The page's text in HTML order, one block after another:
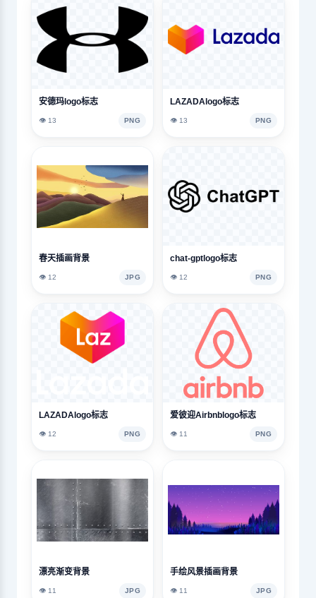
安德玛logo标志
👁️ 13 PNG
LAZADAlogo标志
👁️ 13 PNG
春天插画背景
👁️ 12 JPG
chat-gptlogo标志
👁️ 12 PNG
LAZADAlogo标志
👁️ 12 PNG
爱彼迎Airbnblogo标志
👁️ 11 PNG
漂亮渐变背景
👁️ 11 JPG
手绘风景插画背景
👁️ 11 JPG